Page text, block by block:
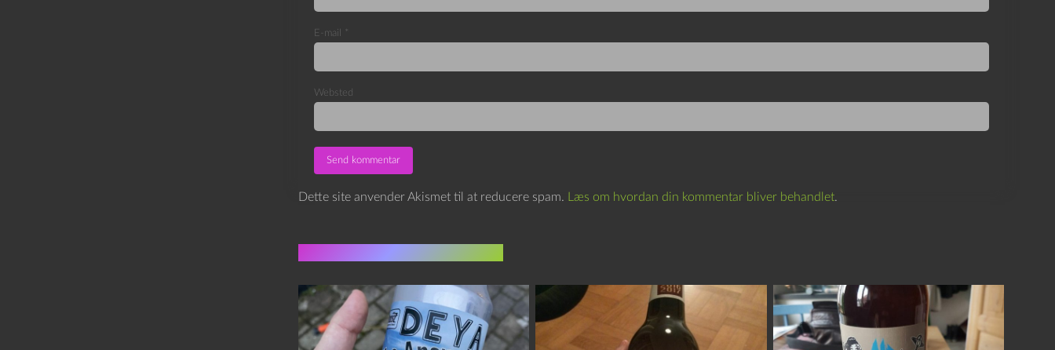
E-mail *
Websted
Dette site anvender Akismet til at reducere spam. Læs om hvordan din kommentar bliver behandlet.